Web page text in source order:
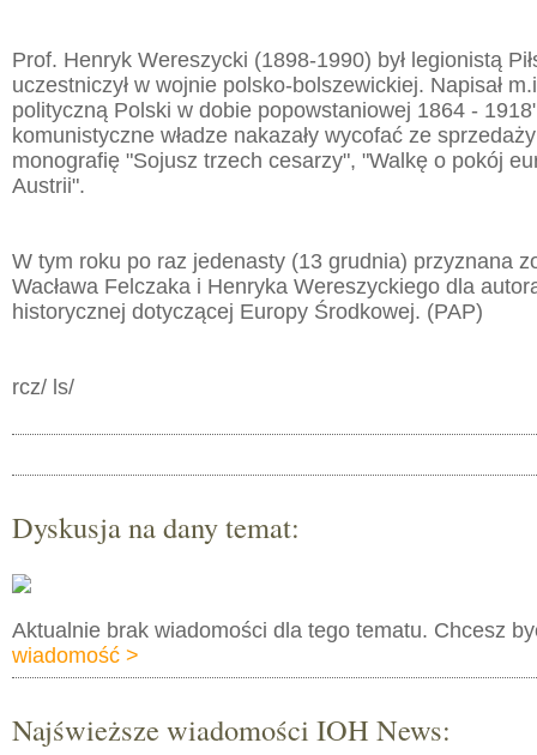
Prof. Henryk Wereszycki (1898-1990) był legionistą
uczestniczył w wojnie polsko-bolszewickiej. Napisał
polityczną Polski w dobie popowstaniowej 1864 -
komunistyczne władze nakazały wycofać ze
monografię "Sojusz trzech cesarzy", "Walkę o pokój
Austrii".
W tym roku po raz jedenasty (13 grudnia) przyznana
Wacława Felczaka i Henryka Wereszyckiego dla
historycznej dotyczącej Europy Środkowej. (PAP)
rcz/ ls/
Dyskusja na dany temat:
Aktualnie brak wiadomości dla tego tematu. Chcesz
wiadomość >
Najświeższe wiadomości IOH News: